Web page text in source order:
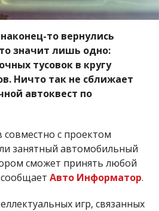
то вернулись
значит лишь одно:
тусовок в кругу
Ничто так не сближает
автоквест по
с проектом
занятный автомобильный
сможет принять любой
Авто Информатор.
игр, связанных